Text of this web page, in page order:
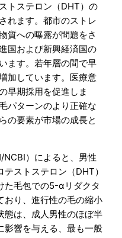
トステロン（DHT）の
れます。都市のストレ
質への曝露が問題をさ
国および新興経済国の
ます。若年層の間で早
加しています。医療意
早期採用を促進しま
パターンのより正確な
の要素が市場の成長と
）によると、男性
ストステロン（DHT）
た毛包での5-αリダクタ
おり、進行性の毛の縮小
態は、成人男性のほぼ半
影響を与える、最も一般